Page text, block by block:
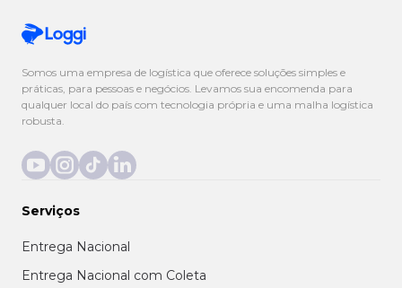
Somos uma empresa de logística que oferece soluções simples e
práticas, para pessoas e negócios. Levamos sua encomenda para
qualquer local do país com tecnologia própria e uma malha logística
robusta.
Serviços
Entrega Nacional
Entrega Nacional com Coleta